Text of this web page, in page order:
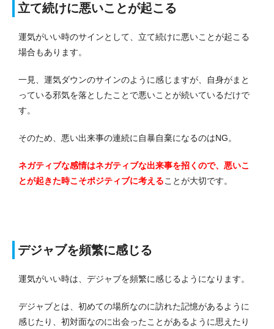
立て続けに悪いことが起こる
運気がいい時のサインとして、立て続けに悪いことが起こる
場合もあります。
一見、運気ダウンのサインのように感じますが、自身がまと
っている邪気を落としたことで悪いことが続いているだけで
す。
そのため、悪い出来事の連続に自暴自棄になるのはNG。
ネガティブな感情はネガティブな出来事を招くので、悪いこ
とが起きた時こそポジティブに考えることが大切です。
デジャブを頻繁に感じる
運気がいい時は、デジャブを頻繁に感じるようになります。
デジャブとは、初めての場所なのに訪れた記憶があるように
感じたり、初対面なのに出会ったことがあるように思えたり